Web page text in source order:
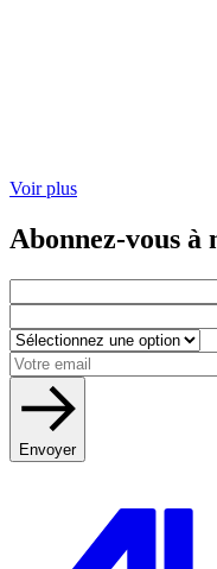
Voir plus
Abonnez-vous à
Envoyer